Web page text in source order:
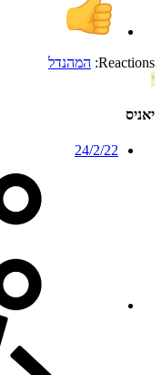
Reactions: המהנדל
י
יאניס
24/2/22